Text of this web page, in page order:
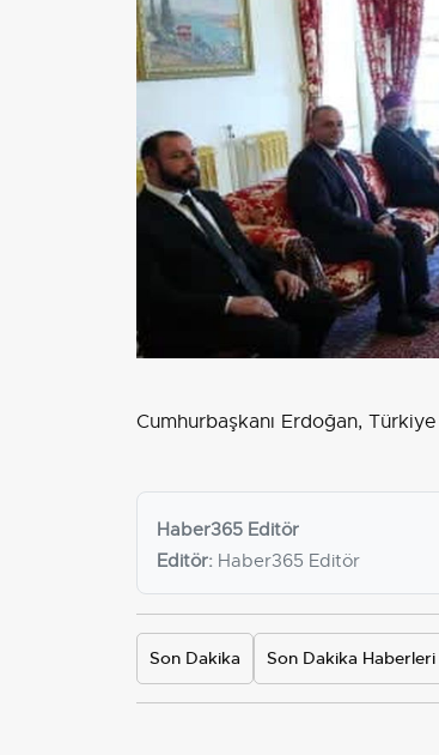
Cumhurbaşkanı Erdoğan,
Haber365 Editör
Editör: Haber365 Editör
Son Dakika Son Dakika Haberleri